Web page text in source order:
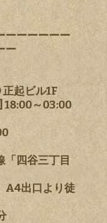
ーーーーーー
ー
起ビル1F
18:00～03:00
四谷三丁目
A4出口より徒